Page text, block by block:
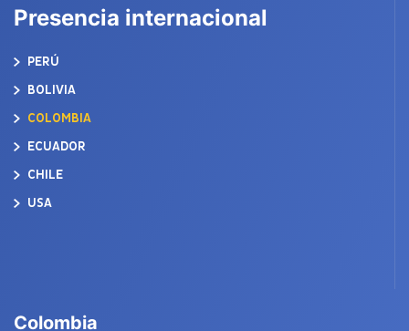
Presencia internacional
PERÚ
BOLIVIA
COLOMBIA
ECUADOR
CHILE
USA
Colombia